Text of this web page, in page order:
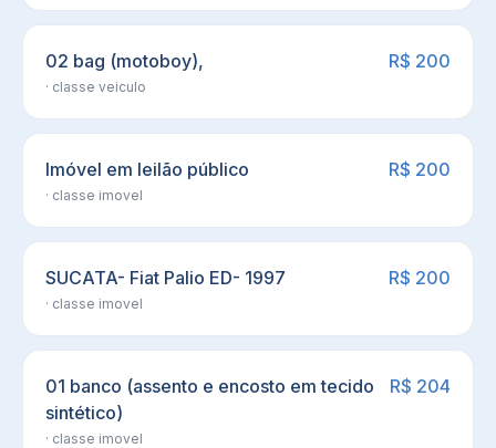
02 bag (motoboy),
· classe veiculo
R$ 200
Imóvel em leilão público
· classe imovel
R$ 200
SUCATA- Fiat Palio ED- 1997
· classe imovel
R$ 200
01 banco (assento e encosto em tecido
sintético)
· classe imovel
R$ 204